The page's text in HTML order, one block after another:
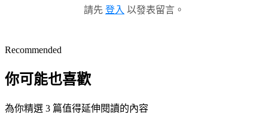
請先 登入 以發表留言。
Recommended
你可能也喜歡
為你精選 3 篇值得延伸閱讀的內容